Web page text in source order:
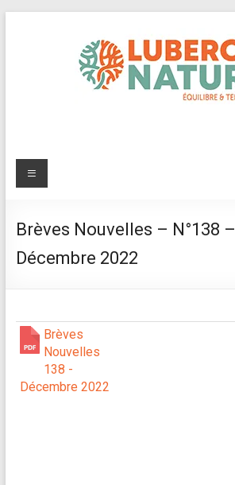
Nature
Protégeons
du
Menu
Brèves Nouvelles – N°138 –
Décembre 2022
Brèves
Nouvelles
138 -
Décembre 2022